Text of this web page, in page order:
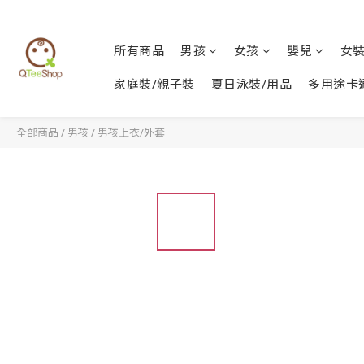
所有商品 男孩 女孩 嬰兒 女
家庭裝/親子裝 夏日泳裝/用品 多用途卡
全部商品 / 男孩 / 男孩上衣/外套